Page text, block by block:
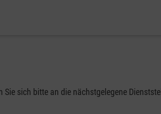
sich bitte an die nächstgelegene